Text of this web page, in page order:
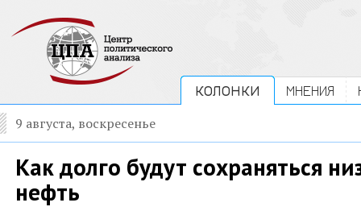
КОЛОНКИ МНЕНИЯ
9 августа, воскресенье
Как долго будут сохраняться
нефть